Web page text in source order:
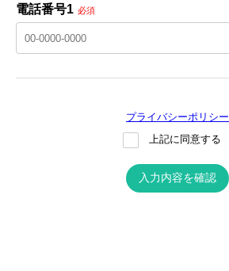
電話番号1 必須
プライバシーポリシー
上記に同意する
入力内容を確認